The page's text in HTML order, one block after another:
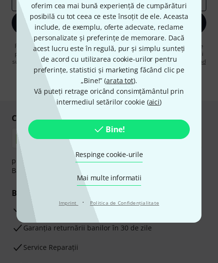
oferim cea mai bună experiență de cumpărături
posibilă cu tot ceea ce este însoțit de ele. Aceasta
include, de exemplu, oferte adecvate, reclame
personalizate și preferințe de memorare. Dacă
acest lucru este în regulă, pur și simplu sunteți
de acord cu utilizarea cookie-urilor pentru
preferințe, statistici și marketing făcând clic pe
„Bine!” (arata tot).
Vă puteți retrage oricând consimțământul prin
intermediul setărilor cookie (aici)
Bine!
Respinge cookie-urile
Mai multe informatii
Imprint · Politica de Confidenţialitate
Înscrie-te acum
Făcând clic pe „Înscrie-te acum”, sunteți de acord să primiți publicitate
prin e-mail. Vă puteți dezabona în orice moment. Puteți găsi informații
suplimentare despre buletinul informativ înregulamentul nostru privind
protecția datelor.
* Necesar
Cumpărați și plătiți în siguranță
plata se poate efectua în siguranță cu Ramburs, Transfer
Bancar sau Card de credit.
Beneficiile tale
3 Ani Garanție Thomann
Garanţia returnării banilor în 30 de zile
Service Reparații